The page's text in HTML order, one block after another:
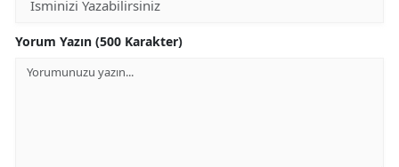
Yorum Yazın (500 Karakter)